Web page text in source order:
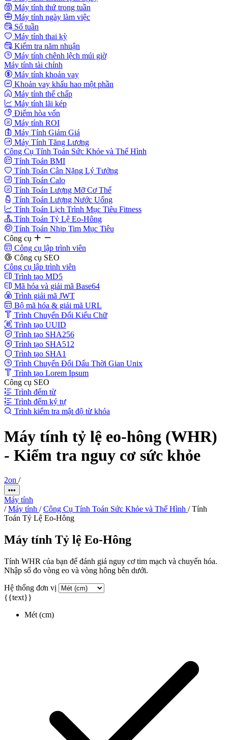
Máy tính thứ trong tuần
Máy tính ngày làm việc
Số tuần
Máy tính thai kỳ
Kiểm tra năm nhuận
Máy tính chênh lệch múi giờ
Máy tính tài chính
Máy tính khoản vay
Khoản vay khấu hao một phần
Máy tính thế chấp
Máy tính lãi kép
Điểm hòa vốn
Máy tính ROI
Máy Tính Giảm Giá
Máy Tính Tăng Lương
Công Cụ Tính Toán Sức Khỏe và Thể Hình
Tính Toán BMI
Tính Toán Cân Nặng Lý Tưởng
Tính Toán Calo
Tính Toán Lượng Mỡ Cơ Thể
Tính Toán Lượng Nước Uống
Tính Toán Lịch Trình Mục Tiêu Fitness
Tính Toán Tỷ Lệ Eo-Hông
Tính Toán Nhịp Tim Mục Tiêu
Công cụ
Công cụ lập trình viên
Công cụ SEO
Công cụ lập trình viên
Trình tạo MD5
Mã hóa và giải mã Base64
Trình giải mã JWT
Bộ mã hóa & giải mã URL
Trình Chuyển Đổi Kiểu Chữ
Trình tạo UUID
Trình tạo SHA256
Trình tạo SHA512
Trình tạo SHA1
Trình Chuyển Đổi Dấu Thời Gian Unix
Trình tạo Lorem Ipsum
Công cụ SEO
Trình đếm từ
Trình đếm ký tự
Trình kiểm tra mật độ từ khóa
Máy tính tỷ lệ eo-hông (WHR)
- Kiểm tra nguy cơ sức khỏe
2on /
•••
Máy tính
/ Máy tính / Công Cụ Tính Toán Sức Khỏe và Thể Hình / Tính
Toán Tỷ Lệ Eo-Hông
Máy tính Tỷ lệ Eo-Hông
Tính WHR của bạn để đánh giá nguy cơ tim mạch và chuyển hóa.
Nhập số đo vòng eo và vòng hông bên dưới.
Hệ thống đơn vị
{{text}}
Mét (cm)